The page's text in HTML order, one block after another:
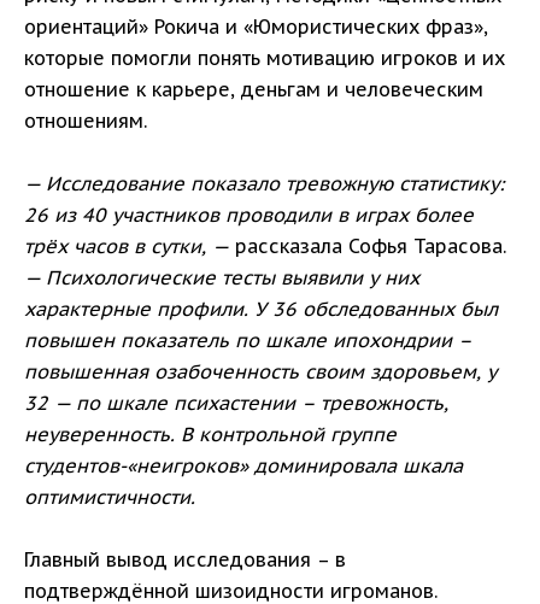
ориентаций» Рокича и «Юмористических фраз»,
которые помогли понять мотивацию игроков и их
отношение к карьере, деньгам и человеческим
отношениям.
— Исследование показало тревожную статистику:
26 из 40 участников проводили в играх более
трёх часов в сутки, — рассказала Софья Тарасова.
— Психологические тесты выявили у них
характерные профили. У 36 обследованных был
повышен показатель по шкале ипохондрии –
повышенная озабоченность своим здоровьем, у
32 — по шкале психастении – тревожность,
неуверенность. В контрольной группе
студентов-«неигроков» доминировала шкала
оптимистичности.
Главный вывод исследования – в
подтверждённой шизоидности игроманов.